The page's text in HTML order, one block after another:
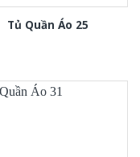
Tủ Quần Áo 25